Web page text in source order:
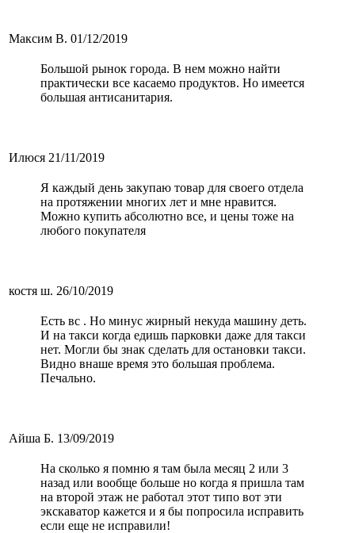
Максим В. 01/12/2019
Большой рынок города. В нем можно найти
практически все касаемо продуктов. Но имеется
большая антисанитария.
Илюся 21/11/2019
Я каждый день закупаю товар для своего отдела
на протяжении многих лет и мне нравится.
Можно купить абсолютно все, и цены тоже на
любого покупателя
костя ш. 26/10/2019
Есть вс . Но минус жирный некуда машину деть.
И на такси когда едишь парковки даже для такси
нет. Могли бы знак сделать для остановки такси.
Видно внаше время это большая проблема.
Печально.
Айша Б. 13/09/2019
На сколько я помню я там была месяц 2 или 3
назад или вообще больше но когда я пришла там
на второй этаж не работал этот типо вот эти
экскаватор кажется и я бы попросила исправить
если еще не исправили!